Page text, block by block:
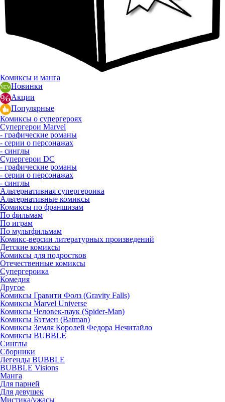
Комиксы и манга
Новинки
Акции
Популярные
Комиксы о супергероях
Супергерои Marvel
- графические романы
- серии о персонажах
- синглы
Супергерои DC
- графические романы
- серии о персонажах
- синглы
Альтернативная супергероика
Альтернативные комиксы
Комиксы по франшизам
По фильмам
По играм
По мультфильмам
Комикс-версии литературных произведений
Детские комиксы
Комиксы для подростков
Отечественные комиксы
Супергероика
Комедия
Другое
Комиксы Гравити Фолз (Gravity Falls)
Комиксы Marvel Universe
Комиксы Человек-паук (Spider-Man)
Комиксы Бэтмен (Batman)
Комиксы Земля Королей Федора Нечитайло
Комиксы BUBBLE
Синглы
Сборники
Легенды BUBBLE
BUBBLE Visions
Манга
Для парней
Для девушек
Мистика/ужасы